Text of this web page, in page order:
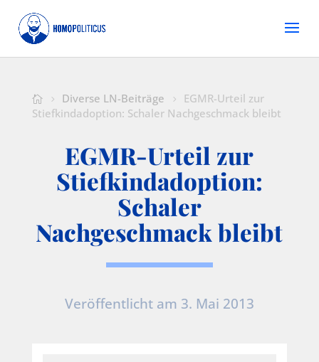
Diverse LN-Beiträge
EGMR-Urteil zur
Stiefkindadoption: Schaler Nachgeschmack bleibt
EGMR-Urteil zur
Stiefkindadoption:
Schaler
Nachgeschmack bleibt
Veröffentlicht am 3. Mai 2013